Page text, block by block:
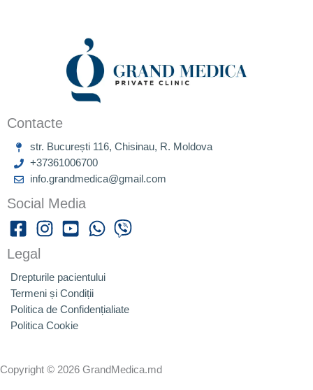
Contacte
str. București 116, Chisinau, R. Moldova
+37361006700
info.grandmedica@gmail.com
Social Media
Legal
Drepturile pacientului
Termeni și Condiții
Politica de Confidențialiate
Politica Cookie
Copyright © 2026 GrandMedica.md